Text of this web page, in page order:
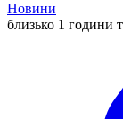
Новини
близько 1 години